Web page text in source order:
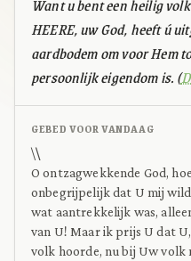
HEERE, uw God, heeft ú
aardbodem om voor Hem
persoonlijk eigendom is. (
GEBED VOOR VANDAAG
\\
O ontzagwekkende God,
onbegrijpelijk dat U mij
wat aantrekkelijk was,
van U! Maar ik prijs U dat
volk hoorde, nu bij Uw volk